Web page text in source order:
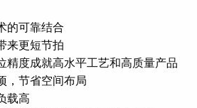
的可靠结合
来更短节拍
精度成就高水平工艺和高质量产品
，节省空间布局
载高